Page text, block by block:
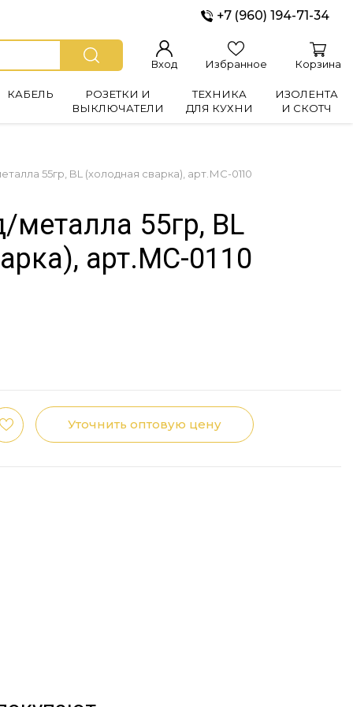
+7 (960) 194-71-34
Вход Избранное Корзина
КАБЕЛЬ
РОЗЕТКИ И
ВЫКЛЮЧАТЕЛИ
ТЕХНИКА
ДЛЯ КУХНИ
ИЗОЛЕНТА
И СКОТЧ
55гр, BL (холодная сварка), арт.МС-0110
металла 55гр, BL
арт.МС-0110
Уточнить оптовую цену